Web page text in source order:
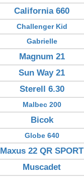
California 660
Challenger Kid
Gabrielle
Magnum 21
Sun Way 21
Sterell 6.30
Malbec 200
Bicok
Globe 640
Maxus 22 QR SPORT
Muscadet